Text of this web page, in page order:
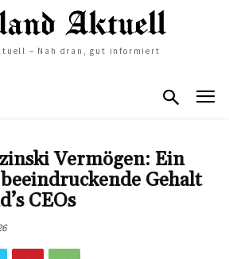
– Nah dran, gut informiert
Vermögen: Ein
Gehalt
CEOs